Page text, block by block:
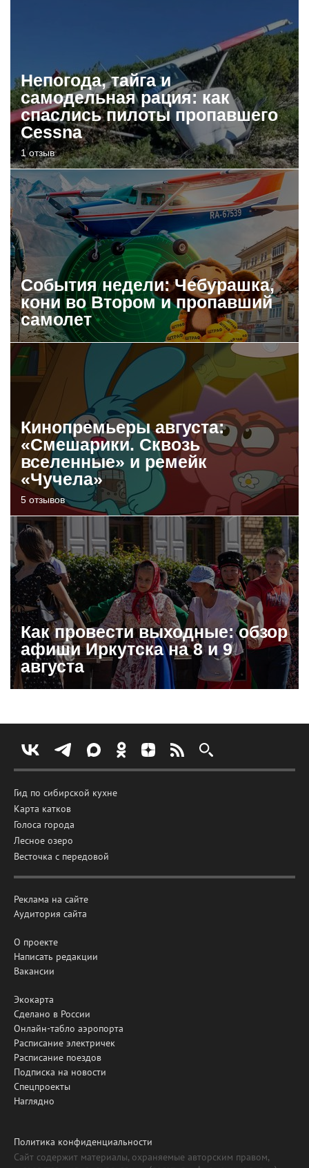
Непогода, тайга и
самодельная рация: как
спаслись пилоты пропавшего
Cessna
1 отзыв
События недели: Чебурашка,
кони во Втором и пропавший
самолет
Кинопремьеры августа:
«Смешарики. Сквозь
вселенные» и ремейк
«Чучела»
5 отзывов
Как провести выходные: обзор
афиши Иркутска на 8 и 9
августа
Гид по сибирской кухне
Карта катков
Голоса города
Лесное озеро
Весточка с передовой
Реклама на сайте
Аудитория сайта
О проекте
Написать редакции
Вакансии
Экокарта
Сделано в России
Онлайн-табло аэропорта
Расписание электричек
Расписание поездов
Подписка на новости
Спецпроекты
Наглядно
Политика конфиденциальности
Сайт содержит материалы, охраняемые авторским правом,